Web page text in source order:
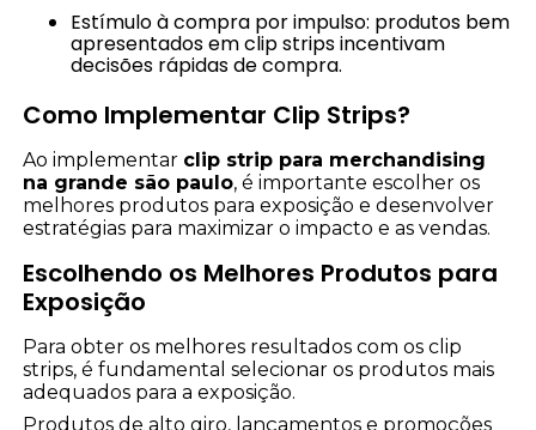
Estímulo à compra por impulso: produtos bem
apresentados em clip strips incentivam
decisões rápidas de compra.
Como Implementar Clip Strips?
Ao implementar clip strip para merchandising
na grande são paulo, é importante escolher os
melhores produtos para exposição e desenvolver
estratégias para maximizar o impacto e as vendas.
Escolhendo os Melhores Produtos para
Exposição
Para obter os melhores resultados com os clip
strips, é fundamental selecionar os produtos mais
adequados para a exposição.
Produtos de alto giro, lançamentos e promoções